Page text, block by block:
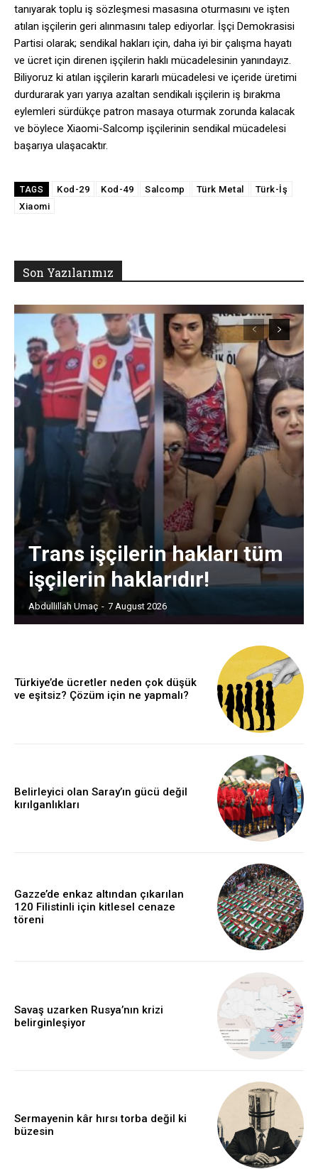
tanıyarak toplu iş sözleşmesi masasına oturmasını ve işten
atılan işçilerin geri alınmasını talep ediyorlar. İşçi Demokrasisi
Partisi olarak; sendikal hakları için, daha iyi bir çalışma hayatı
ve ücret için direnen işçilerin haklı mücadelesinin yanındayız.
Biliyoruz ki atılan işçilerin kararlı mücadelesi ve içeride üretimi
durdurarak yarı yarıya azaltan sendikalı işçilerin iş bırakma
eylemleri sürdükçe patron masaya oturmak zorunda kalacak
ve böylece Xiaomi-Salcomp işçilerinin sendikal mücadelesi
başarıya ulaşacaktır.
TAGS Kod-29 Kod-49 Salcomp Türk Metal
Türk-İş
Xiaomi
Son Yazılarımız
Trans işçilerin hakları tüm
işçilerin haklarıdır!
Abdullillah Umaç - 7 August 2026
Türkiye’de ücretler neden çok düşük
ve eşitsiz? Çözüm için ne yapmalı?
Belirleyici olan Saray’ın gücü değil
kırılganlıkları
Gazze’de enkaz altından çıkarılan
120 Filistinli için kitlesel cenaze
töreni
Savaş uzarken Rusya’nın krizi
belirginleşiyor
Sermayenin kâr hırsı torba değil ki
büzesin